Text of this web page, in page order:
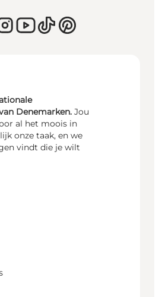
Denemarken. Jou
al het moois in
onze taak, en we
vindt die je wilt